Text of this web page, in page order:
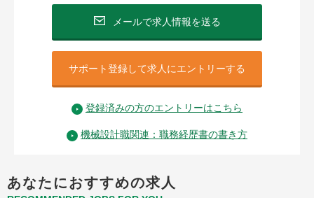
メールで求人情報を送る
サポート登録して求人にエントリーする
登録済みの方のエントリーはこちら
機械設計職関連：職務経歴書の書き方
あなたにおすすめの求人